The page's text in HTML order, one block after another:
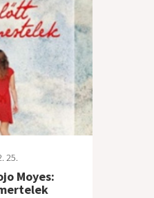
25.
Moyes: